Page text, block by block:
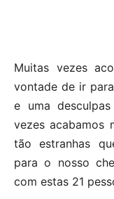
Muitas vezes
vontade de ir
e uma
vezes acabamos
tão estranhas
para o nosso
com estas 21